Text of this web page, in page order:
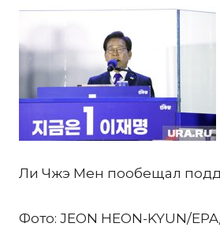
Ли Чжэ Мен пообещал
Фото: JEON HEON-KYUN/